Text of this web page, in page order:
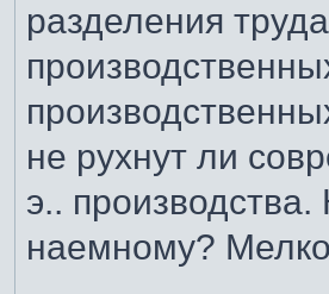
разделения
не рухнут ли
э..
наемному?